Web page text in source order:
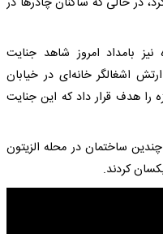
بامداد امروز شاهد جنایت
اشغالگر خانه‌ای در خیابان
را هدف قرار داد که این جنایت
ساختمان در محله الزیتون
کردند.